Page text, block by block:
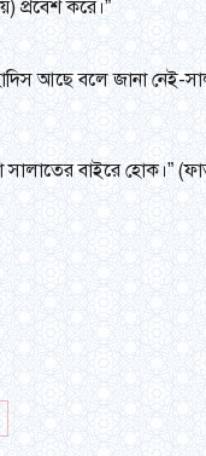
প্রবেশ করে।”
হাদিস আছে বলে জানা
সালাতের বাইরে হোক।”